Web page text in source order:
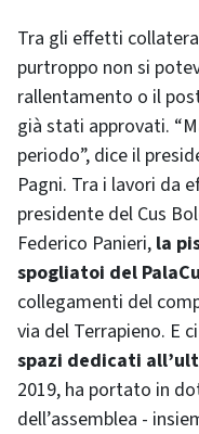
Tra gli effetti
purtroppo non si
rallentamento o il
già stati approvati.
periodo”, dice il
Pagni. Tra i lavori da
presidente del Cus
Federico Panieri, la
spogliatoi del
collegamenti del
via del Terrapieno. E
spazi dedicati
2019, ha portato in
dell’assemblea -